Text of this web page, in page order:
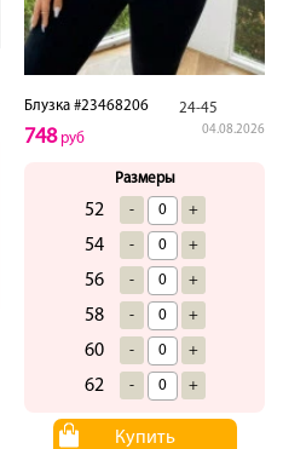
Блузка #23468206 24-45
04.08.2026
748руб
Размеры
52 - +
54 - +
56 - +
58 - +
60 - +
62 - +
Купить